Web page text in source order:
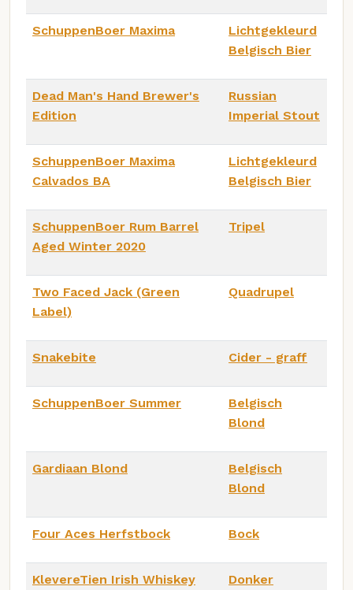
SchuppenBoer Maxima
Lichtgekleurd
Belgisch Bier
Dead Man's Hand Brewer's
Edition
Russian
Imperial Stout
SchuppenBoer Maxima
Calvados BA
Lichtgekleurd
Belgisch Bier
SchuppenBoer Rum Barrel
Aged Winter 2020
Tripel
Two Faced Jack (Green
Label)
Quadrupel
Snakebite Cider - graff
SchuppenBoer Summer
Belgisch
Blond
Gardiaan Blond
Belgisch
Blond
Four Aces Herfstbock Bock
KlevereTien Irish Whiskey
Donker